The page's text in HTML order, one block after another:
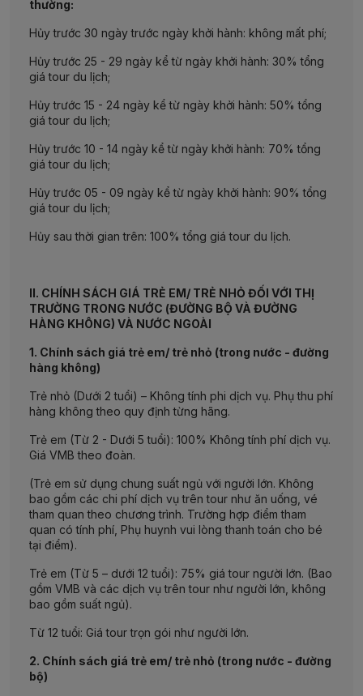
thường:
Hủy trước 30 ngày trước ngày khởi hành: không mất phí;
Hủy trước 25 - 29 ngày kể từ ngày khởi hành: 30% tổng
giá tour du lịch;
Hủy trước 15 - 24 ngày kể từ ngày khởi hành: 50% tổng
giá tour du lịch;
Hủy trước 10 - 14 ngày kể từ ngày khởi hành: 70% tổng
giá tour du lịch;
Hủy trước 05 - 09 ngày kể từ ngày khởi hành: 90% tổng
giá tour du lịch;
Hủy sau thời gian trên: 100% tổng giá tour du lịch.
II. CHÍNH SÁCH GIÁ TRẺ EM/ TRẺ NHỎ ĐỐI VỚI THỊ
TRƯỜNG TRONG NƯỚC (ĐƯỜNG BỘ VÀ ĐƯỜNG
HÀNG KHÔNG) VÀ NƯỚC NGOÀI
1. Chính sách giá trẻ em/ trẻ nhỏ (trong nước - đường
hàng không)
Trẻ nhỏ (Dưới 2 tuổi) – Không tính phi dịch vụ. Phụ thu phí
hàng không theo quy định từng hãng.
Trẻ em (Từ 2 - Dưới 5 tuổi): 100% Không tính phí dịch vụ.
Giá VMB theo đoàn.
(Trẻ em sử dụng chung suất ngủ với người lớn. Không
bao gồm các chi phí dịch vụ trên tour như ăn uống, vé
tham quan theo chương trình. Trường hợp điểm tham
quan có tính phí, Phụ huynh vui lòng thanh toán cho bé
tại điểm).
Trẻ em (Từ 5 – dưới 12 tuổi): 75% giá tour người lớn. (Bao
gồm VMB và các dịch vụ trên tour như người lớn, không
bao gồm suất ngủ).
Từ 12 tuổi: Giá tour trọn gói như người lớn.
2. Chính sách giá trẻ em/ trẻ nhỏ (trong nước - đường
bộ)